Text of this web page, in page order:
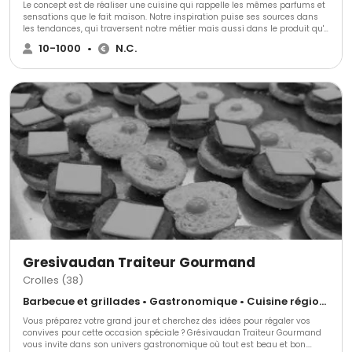
Le concept est de réaliser une cuisine qui rappelle les mêmes parfums et
sensations que le fait maison. Notre inspiration puise ses sources dans
les tendances, qui traversent notre métier mais aussi dans le produit qu'il
nous semble indispensable de valoriser. Ainsi, nourri par notre savoir-
faire, notre attachement à la qualité est à l'origine de la sélection de
le plaisir de se retrouver et la gourmandise partagée.
10-1000 • N.C.
Gresivaudan Traiteur Gourmand
Crolles (38)
Barbecue et grillades • Gastronomique • Cuisine régionale
Vous préparez votre grand jour et cherchez des idées pour régaler vos
convives pour cette occasion spéciale ? Grésivaudan Traiteur Gourmand
vous invite dans son univers gastronomique où tout est beau et bon.